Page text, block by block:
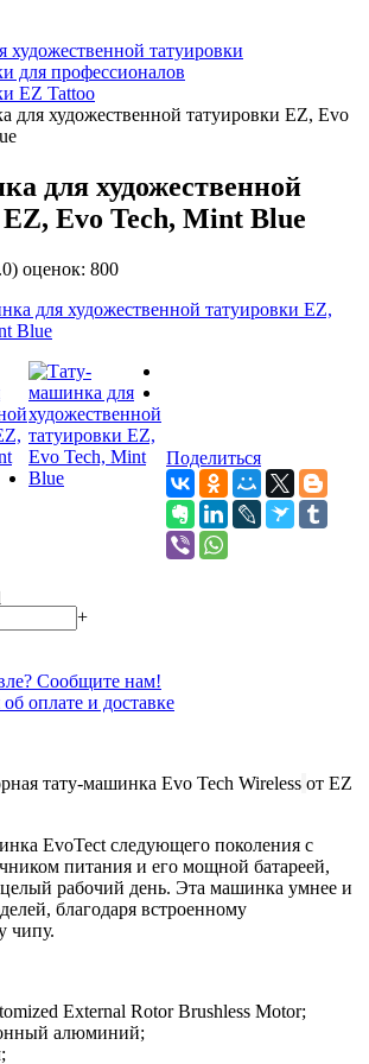
татуировки
для профессионалов
EZ Tattoo
для художественной татуировки EZ, Evo
для художественной
Evo Tech, Mint Blue
) оценок: 800
Поделиться
+
Сообщите нам!
оплате и доставке
тату-машинка Evo Tech Wireless от EZ
EvoTect следующего поколения с
питания и его мощной батареей,
целый рабочий день. Эта машинка умнее и
благодаря встроенному
чипу.
External Rotor Brushless Motor;
алюминий;